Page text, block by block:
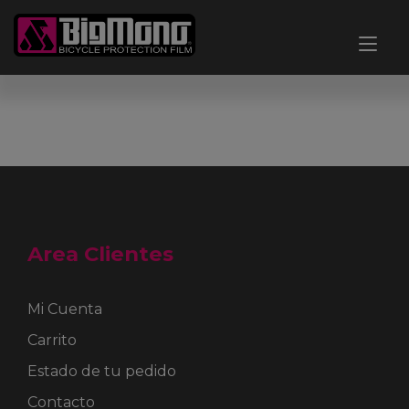
contenido
Area Clientes
Mi Cuenta
Carrito
Estado de tu pedido
Contacto